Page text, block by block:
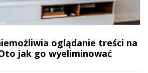
oglądanie treści na
jak go wyeliminować